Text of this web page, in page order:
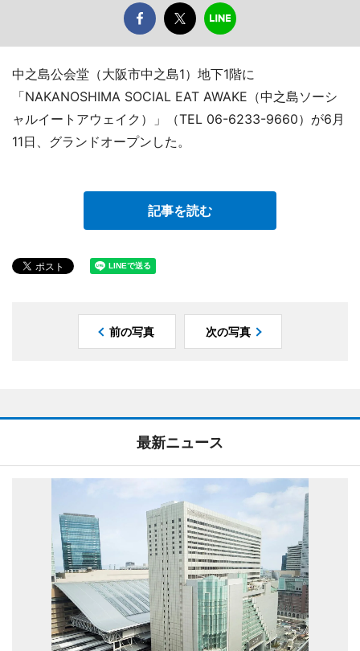
中之島公会堂（大阪市中之島1）地下1階に
「NAKANOSHIMA SOCIAL EAT AWAKE（中之島ソーシ
ャルイートアウェイク）」（TEL 06-6233-9660）が6月
11日、グランドオープンした。
記事を読む
前の写真 次の写真
最新ニュース